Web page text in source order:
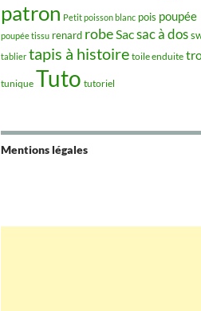
patron Petit poisson blanc pois poupée
poupée tissu renard robeSacsac à dos
tablier tapis à histoire toile enduite
tunique Tuto tutoriel
Mentions légales